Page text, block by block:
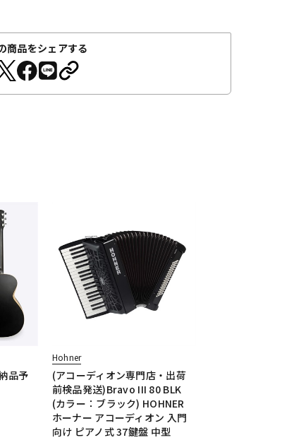
商品をシェアする
品予
Hohner
(アコーディオン専門店・出荷
前検品発送)Bravo III 80 BLK
(カラー：ブラック) HOHNER
ホーナー アコーディオン 入門
向け ピアノ式 37鍵盤 中型